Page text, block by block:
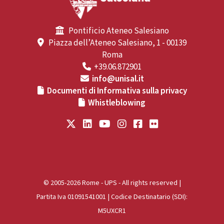
Pontificio Ateneo Salesiano
Piazza dell’Ateneo Salesiano, 1 - 00139
Roma
+39.06.872901
info@unisal.it
Documenti di Informativa sulla privacy
Whistleblowing
© 2005-2026 Rome - UPS - All rights reserved |
Partita Iva 01091541001 | Codice Destinatario (SDI):
M5UXCR1